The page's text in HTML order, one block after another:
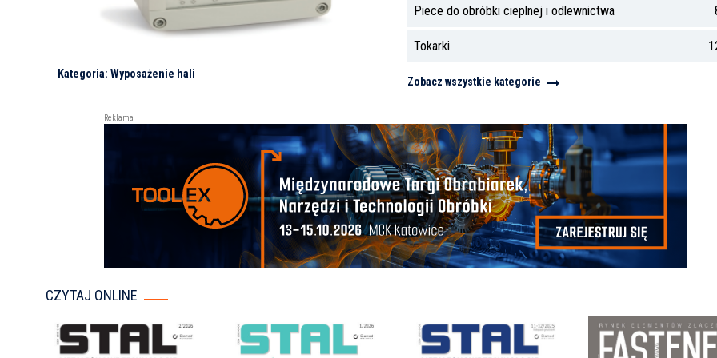
Kategoria: Wyposażenie hali
Piece do obróbki cieplnej i odlewnictwa
Tokarki
Zobacz wszystkie kategorie
Reklama
CZYTAJ ONLINE